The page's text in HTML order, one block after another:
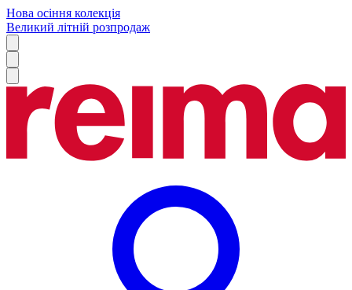
Нова осіння колекція
Великий літній розпродаж